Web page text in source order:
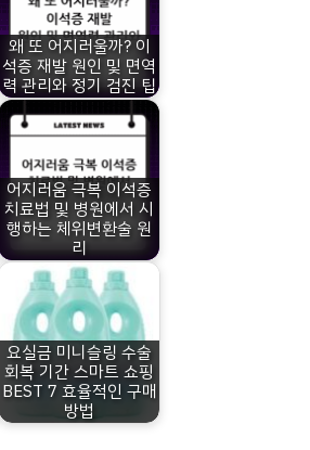
왜 또 어지러울까? 이
석증 재발 원인 및 면역
력 관리와 정기 검진 팁
어지러움 극복 이석증
치료법 및 병원에서 시
행하는 체위변환술 원
리
요실금 미니슬링 수술
회복 기간 스마트 쇼핑
BEST 7 효율적인 구매
방법